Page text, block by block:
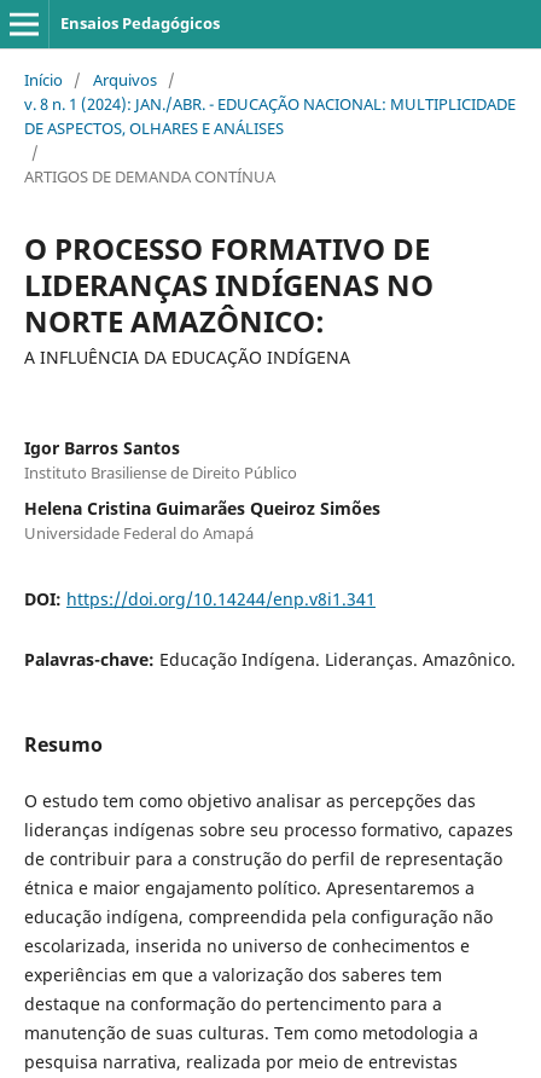
Ensaios Pedagógicos
Início / Arquivos /
v. 8 n. 1 (2024): JAN./ABR. - EDUCAÇÃO NACIONAL: MULTIPLICIDADE
DE ASPECTOS, OLHARES E ANÁLISES
/
ARTIGOS DE DEMANDA CONTÍNUA
O PROCESSO FORMATIVO DE
LIDERANÇAS INDÍGENAS NO
NORTE AMAZÔNICO:
A INFLUÊNCIA DA EDUCAÇÃO INDÍGENA
Igor Barros Santos
Instituto Brasiliense de Direito Público
Helena Cristina Guimarães Queiroz Simões
Universidade Federal do Amapá
DOI: https://doi.org/10.14244/enp.v8i1.341
Palavras-chave: Educação Indígena. Lideranças. Amazônico.
Resumo
O estudo tem como objetivo analisar as percepções das
lideranças indígenas sobre seu processo formativo, capazes
de contribuir para a construção do perfil de representação
étnica e maior engajamento político. Apresentaremos a
educação indígena, compreendida pela configuração não
escolarizada, inserida no universo de conhecimentos e
experiências em que a valorização dos saberes tem
destaque na conformação do pertencimento para a
manutenção de suas culturas. Tem como metodologia a
pesquisa narrativa, realizada por meio de entrevistas